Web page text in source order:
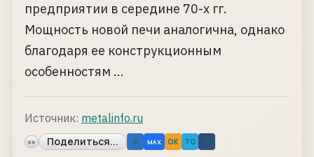
предприятии в середине 70-х гг.
Мощность новой печи аналогична, однако
благодаря ее конструкционным
особенностям ...
Источник: metalinfo.ru
«» Поделиться... B MAX OK TG ↗